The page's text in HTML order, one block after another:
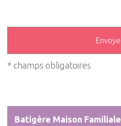
* champs obligatoires
Batigère Maison Familiale